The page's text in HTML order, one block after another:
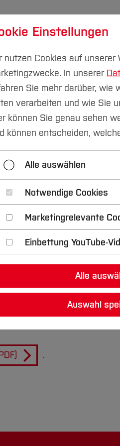
Forschung & Transfer
Symposium anlässlich
.
Einstellungen
nutzen Cookies auf unserer
In unserer
Sie mehr darüber, wie
verarbeiten und wie Sie
können Sie genau sehen
können entscheiden,
Alle auswählen
Notwendige Cookies
Marketingrelevante
Einbettung YouTube-
Alle
Auswahl